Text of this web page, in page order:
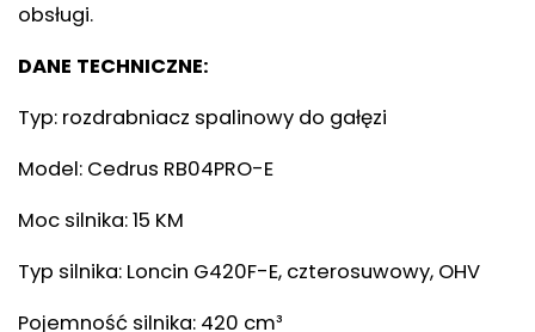
obsługi.
DANE TECHNICZNE:
Typ: rozdrabniacz spalinowy do gałęzi
Model: Cedrus RB04PRO-E
Moc silnika: 15 KM
Typ silnika: Loncin G420F-E, czterosuwowy, OHV
Pojemność silnika: 420 cm³